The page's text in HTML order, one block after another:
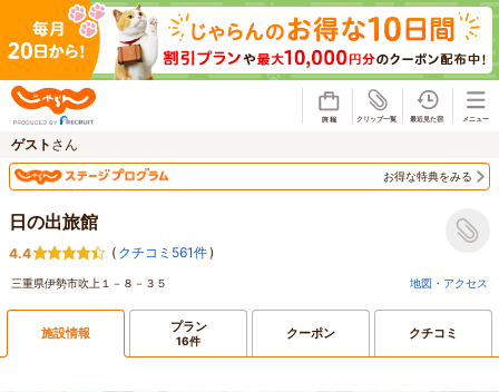
ゲスト さん
お得な特典をみる
日の出旅館
4.4 ( クチコミ561件)
三重県伊勢市吹上１－８－３５ 地図・アクセス
施設情報 プラン
16件 クーポン クチコミ